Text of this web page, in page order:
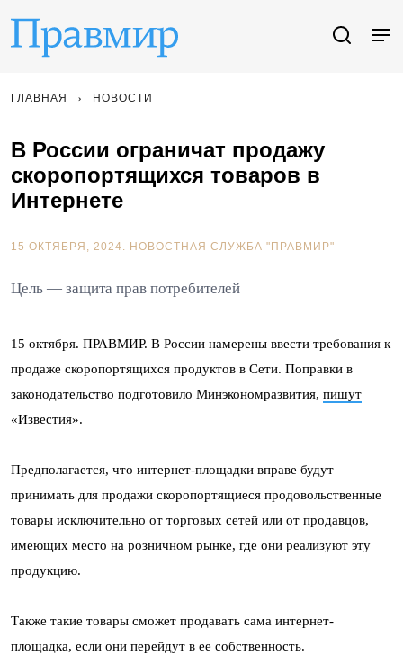
ГЛАВНАЯ НОВОСТИ
В России ограничат продажу
скоропортящихся товаров в
Интернете
15 ОКТЯБРЯ, 2024. НОВОСТНАЯ СЛУЖБА "ПРАВМИР"
Цель — защита прав потребителей
15 октября. ПРАВМИР. В России намерены ввести требования к
продаже скоропортящихся продуктов в Сети. Поправки в
законодательство подготовило Минэкономразвития, пишут
«Известия».
Предполагается, что интернет-площадки вправе будут
принимать для продажи скоропортящиеся продовольственные
товары исключительно от торговых сетей или от продавцов,
имеющих место на розничном рынке, где они реализуют эту
продукцию.
Также такие товары сможет продавать сама интернет-
площадка, если они перейдут в ее собственность.